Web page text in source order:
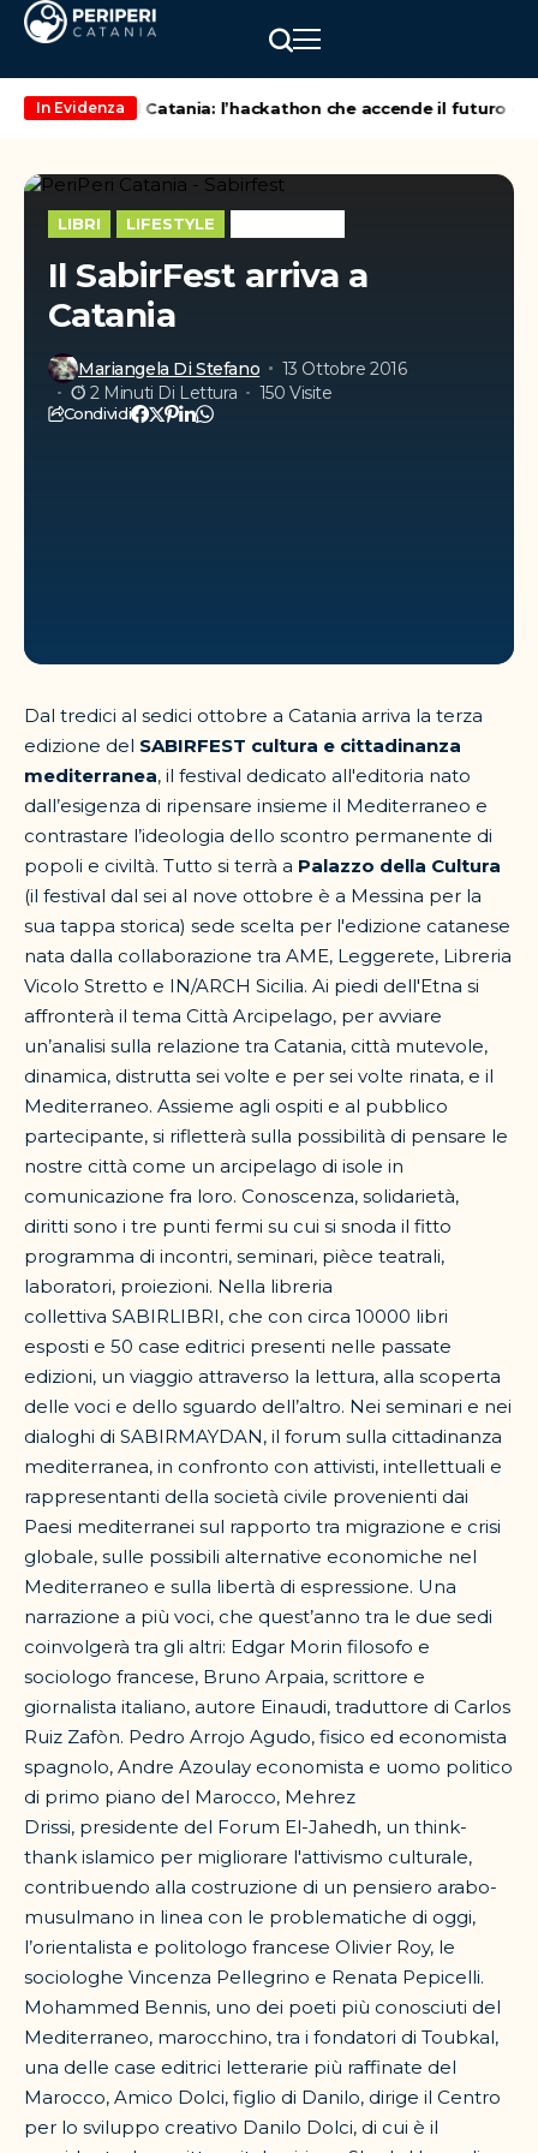
In Evidenza
GreenMindAI Catania: l’hackathon che accende il futuro
LIBRI LIFESTYLE
Il SabirFest arriva a
Catania
Mariangela Di Stefano
13 Ottobre 2016
2 Minuti Di Lettura
150 Visite
Condividi
Dal tredici al sedici ottobre a Catania arriva la terza
edizione del SABIRFEST cultura e cittadinanza
mediterranea, il festival dedicato all'editoria nato
dall’esigenza di ripensare insieme il Mediterraneo e
contrastare l’ideologia dello scontro permanente di
popoli e civiltà. Tutto si terrà a Palazzo della Cultura
(il festival dal sei al nove ottobre è a Messina per la
sua tappa storica) sede scelta per l'edizione catanese
nata dalla collaborazione tra AME, Leggerete, Libreria
Vicolo Stretto e IN/ARCH Sicilia. Ai piedi dell'Etna si
affronterà il tema Città Arcipelago, per avviare
un’analisi sulla relazione tra Catania, città mutevole,
dinamica, distrutta sei volte e per sei volte rinata, e il
Mediterraneo. Assieme agli ospiti e al pubblico
partecipante, si rifletterà sulla possibilità di pensare le
nostre città come un arcipelago di isole in
comunicazione fra loro. Conoscenza, solidarietà,
diritti sono i tre punti fermi su cui si snoda il fitto
programma di incontri, seminari, pièce teatrali,
laboratori, proiezioni. Nella libreria
collettiva SABIRLIBRI, che con circa 10000 libri
esposti e 50 case editrici presenti nelle passate
edizioni, un viaggio attraverso la lettura, alla scoperta
delle voci e dello sguardo dell’altro. Nei seminari e nei
dialoghi di SABIRMAYDAN, il forum sulla cittadinanza
mediterranea, in confronto con attivisti, intellettuali e
rappresentanti della società civile provenienti dai
Paesi mediterranei sul rapporto tra migrazione e crisi
globale, sulle possibili alternative economiche nel
Mediterraneo e sulla libertà di espressione. Una
narrazione a più voci, che quest’anno tra le due sedi
coinvolgerà tra gli altri: Edgar Morin filosofo e
sociologo francese, Bruno Arpaia, scrittore e
giornalista italiano, autore Einaudi, traduttore di Carlos
Ruiz Zafòn. Pedro Arrojo Agudo, fisico ed economista
spagnolo, Andre Azoulay economista e uomo politico
di primo piano del Marocco, Mehrez
Drissi, presidente del Forum El-Jahedh, un think-
thank islamico per migliorare l'attivismo culturale,
contribuendo alla costruzione di un pensiero arabo-
musulmano in linea con le problematiche di oggi,
l’orientalista e politologo francese Olivier Roy, le
sociologhe Vincenza Pellegrino e Renata Pepicelli.
Mohammed Bennis, uno dei poeti più conosciuti del
Mediterraneo, marocchino, tra i fondatori di Toubkal,
una delle case editrici letterarie più raffinate del
Marocco, Amico Dolci, figlio di Danilo, dirige il Centro
per lo sviluppo creativo Danilo Dolci, di cui è il